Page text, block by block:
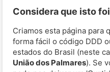
Considera que isto
Criamos esta página para
forma fácil o código DDD
estados do Brasil (neste
União dos Palmares). Se